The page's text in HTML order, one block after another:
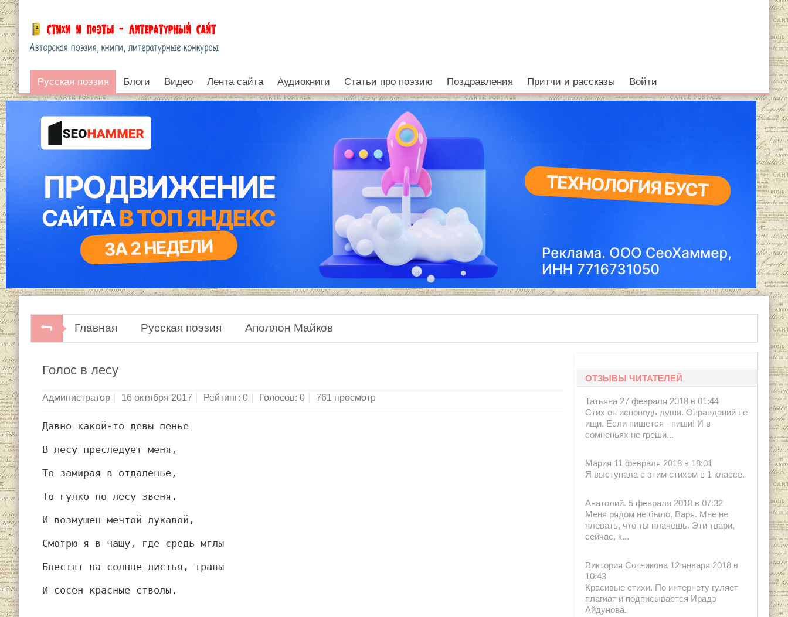
Русская поэзия
Русская поэзия Блоги Видео Лента сайта Аудиокниги Статьи про поэзию Поздравления Притчи и рассказы Войти
Главная Русская поэзия Аполлон Майков
Голос в лесу
Администратор 16 октября 2017 Рейтинг: 0 Голосов: 0 761 просмотр
Давно какой-то девы пенье
В лесу преследует меня,
То замирая в отдаленье,
То гулко по лесу звеня.
И возмущен мечтой лукавой,
Смотрю я в чащу, где средь мглы
Блестят на солнце листья, травы
И сосен красные стволы.
ОТЗЫВЫ ЧИТАТЕЛЕЙ
Татьяна 27 февраля 2018 в 01:44
Стих он исповедь души. Оправданий не
ищи. Если пишется - пиши! И в
сомненьях не греши...
Мария 11 февраля 2018 в 18:01
Я выступала с этим стихом в 1 классе.
Анатолий. 5 февраля 2018 в 07:32
Меня рядом не было, Варя. Мне не
плевать, что ты плачешь. Эти твари,
сейчас, к...
Виктория Сотникова 12 января 2018 в
10:43
Красивые стихи. По интернету гуляет
плагиат и подписывается Ирадэ
Айдунова.